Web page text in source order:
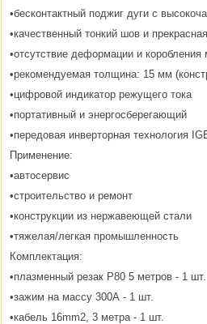
•бесконтактный поджиг дуги с
•качественный тонкий шов и
•отсутствие деформации и коробления
•рекомендуемая толщина: 15 мм
•цифровой индикатор режущего тока
•портативный и энергосберегающий
•передовая инверторная технология
Применение:
•автосервис
•строительство и ремонт
•конструкции из нержавеющей стали
•тяжелая/легкая промышленность
Комплектация:
•плазменный резак P80 5 метров - 1 шт.
•зажим на массу 300А - 1 шт.
•кабель 16mm2, 3 метра - 1 шт.